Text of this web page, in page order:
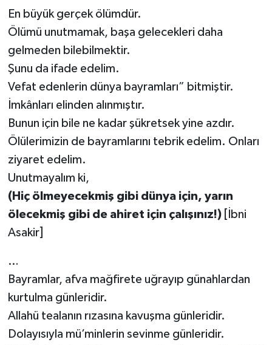
En büyük gerçek ölümdür.
Ölümü unutmamak, başa gelecekleri daha
gelmeden bilebilmektir.
Şunu da ifade edelim.
Vefat edenlerin dünya bayramları” bitmiştir.
İmkânları elinden alınmıştır.
Bunun için bile ne kadar şükretsek yine azdır.
Ölülerimizin de bayramlarını tebrik edelim. Onları
ziyaret edelim.
Unutmayalım ki,
(Hiç ölmeyecekmiş gibi dünya için, yarın
ölecekmiş gibi de ahiret için çalışınız!)[İbni
Asakir]
…
Bayramlar, afva mağfirete uğrayıp günahlardan
kurtulma günleridir.
Allahü tealanın rızasına kavuşma günleridir.
Dolayısıyla mü’minlerin sevinme günleridir.